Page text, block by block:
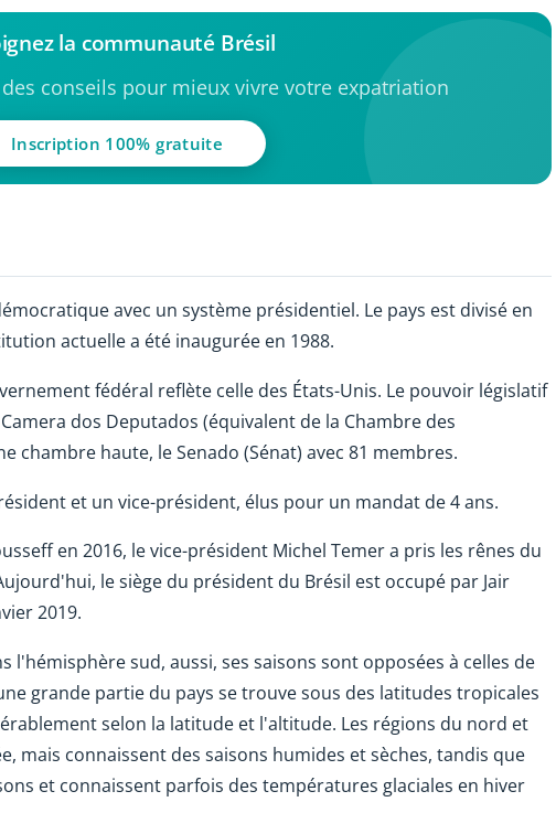
la communauté Brésil
conseils pour mieux vivre votre expatriation
Inscription 100% gratuite
avec un système présidentiel. Le pays est divisé en
actuelle a été inaugurée en 1988.
fédéral reflète celle des États-Unis. Le pouvoir législatif
dos Deputados (équivalent de la Chambre des
chambre haute, le Senado (Sénat) avec 81 membres.
et un vice-président, élus pour un mandat de 4 ans.
en 2016, le vice-président Michel Temer a pris les rênes du
le siège du président du Brésil est occupé par Jair
2019.
l'hémisphère sud, aussi, ses saisons sont opposées à celles de
grande partie du pays se trouve sous des latitudes tropicales
selon la latitude et l'altitude. Les régions du nord et
mais connaissent des saisons humides et sèches, tandis que
et connaissent parfois des températures glaciales en hiver